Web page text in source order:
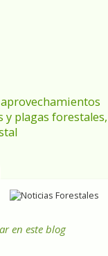
plagas forestales,
en este blog